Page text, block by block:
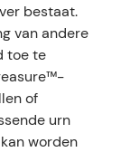
bestaat.
van andere
toe te
of
urn
worden